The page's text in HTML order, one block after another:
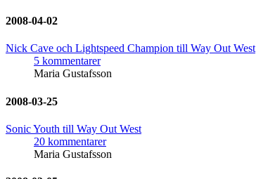
2008-04-02
Nick Cave och Lightspeed Champion till Way Out West
5 kommentarer
Maria Gustafsson
2008-03-25
Sonic Youth till Way Out West
20 kommentarer
Maria Gustafsson